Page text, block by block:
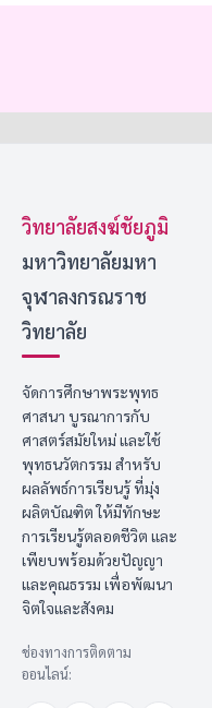
วิทยาลัยสงฆ์ชัยภูมิ
มหาวิทยาลัยมหา
จุฬาลงกรณราช
วิทยาลัย
จัดการศึกษาพระพุทธ
ศาสนา บูรณาการกับ
ศาสตร์สมัยใหม่ และใช้
พุทธนวัตกรรม สำหรับ
ผลลัพธ์การเรียนรู้ ที่มุ่ง
ผลิตบัณฑิต ให้มีทักษะ
การเรียนรู้ตลอดชีวิต และ
เพียบพร้อมด้วยปัญญา
และคุณธรรม เพื่อพัฒนา
จิตใจและสังคม
ช่องทางการติดตาม
ออนไลน์: